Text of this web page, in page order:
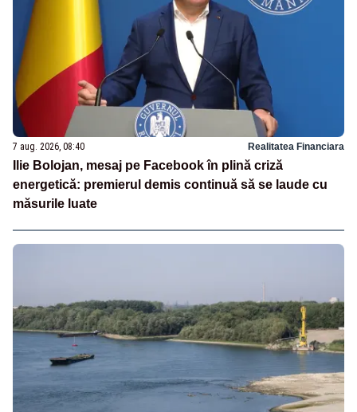
7 aug. 2026, 08:40 Realitatea Financiara
Ilie Bolojan, mesaj pe Facebook în plină criză
energetică: premierul demis continuă să se laude cu
măsurile luate